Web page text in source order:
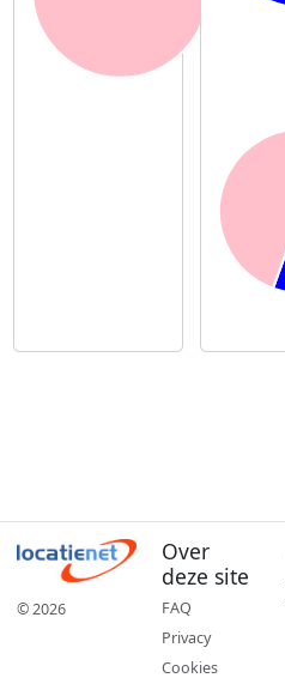
© 2026
Over
deze site
FAQ
Privacy
Cookies